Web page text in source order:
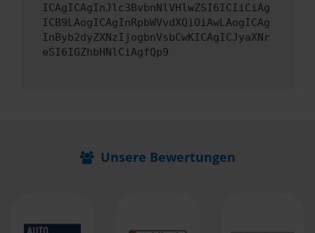
ICAgICAgInJlc3BvbnNlVHlwZSI6ICIiCiAg
ICB9LAogICAgInRpbWVvdXQiOiAwLAogICAg
InByb2dyZXNzIjogbnVsbCwKICAgICJyaXNr
eSI6IGZhbHNlCiAgfQp9
Unsere Bewertungen